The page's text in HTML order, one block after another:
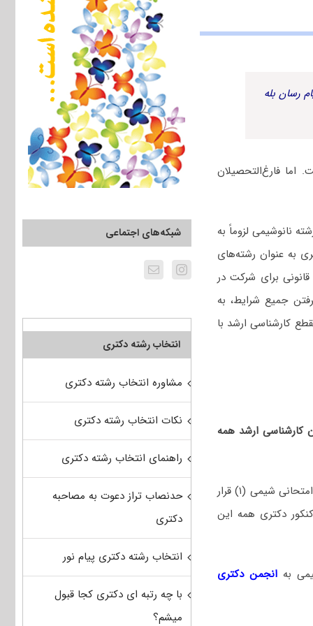
رسان بله
فارغ‌التحصیلان
نانوشیمی لزوماً به
به عنوان رشته‌های
برای شرکت در
جمیع شرایط، به
کارشناسی ارشد با
کارشناسی ارشد همه
رشته‌های شیمی فیزیک، شیمی تجزیه، شیمی کاربردی، نانوشیمی، در آزمون دکتری در مجموعه امتحانی شیمی (۱) قرار
امتحانی شیمی (۱) می‌توانید در کنکور دکتری همه این
به انجمن دکتری
شبکه‌های اجتماعی
انتخاب رشته دکتری
مشاوره انتخاب رشته دکتری
نکات انتخاب رشته دکتری
راهنمای انتخاب رشته دکتری
حدنصاب تراز دعوت به مصاحبه
دکتری
انتخاب رشته دکتری پیام نور
با چه رتبه ای دکتری کجا قبول
میشم؟